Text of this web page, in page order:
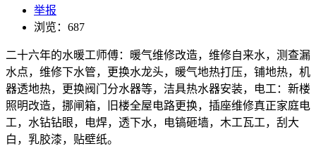
举报
浏览：687
二十六年的水暖工师傅：暖气维修改造，维修自来水，测查漏
水点，维修下水管，更换水龙头，暖气地热打压，铺地热，机
器透地热，更换阀门分水器等，洁具热水器安装，电工：新楼
照明改造，挪闸箱，旧楼全屋电路更换，插座维修真正家庭电
工，水钻钻眼，电焊，透下水，电镐砸墙，木工瓦工，刮大
白，乳胶漆，贴壁纸。